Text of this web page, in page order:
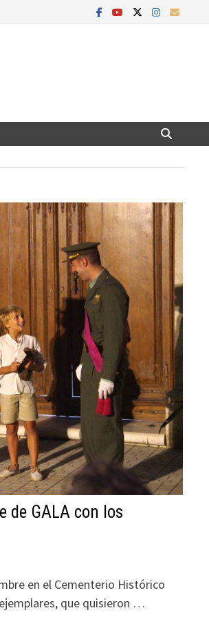
de GALA con los
en el Cementerio Histórico
que quisieron …